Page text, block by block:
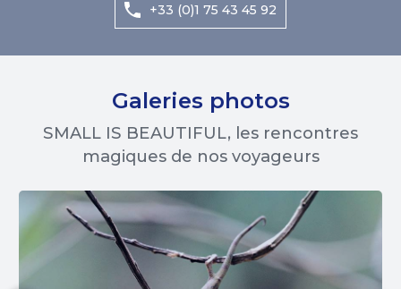
+33 (0)1 75 43 45 92
Galeries photos
SMALL IS BEAUTIFUL, les rencontres
magiques de nos voyageurs